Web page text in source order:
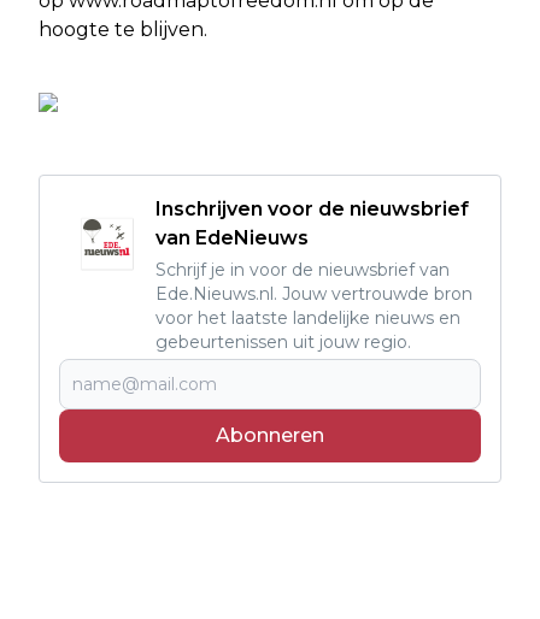
hoogte te blijven.
Inschrijven voor de nieuwsbrief
van EdeNieuws
Schrijf je in voor de nieuwsbrief van
Ede.Nieuws.nl. Jouw vertrouwde bron
voor het laatste landelijke nieuws en
gebeurtenissen uit jouw regio.
Abonneren